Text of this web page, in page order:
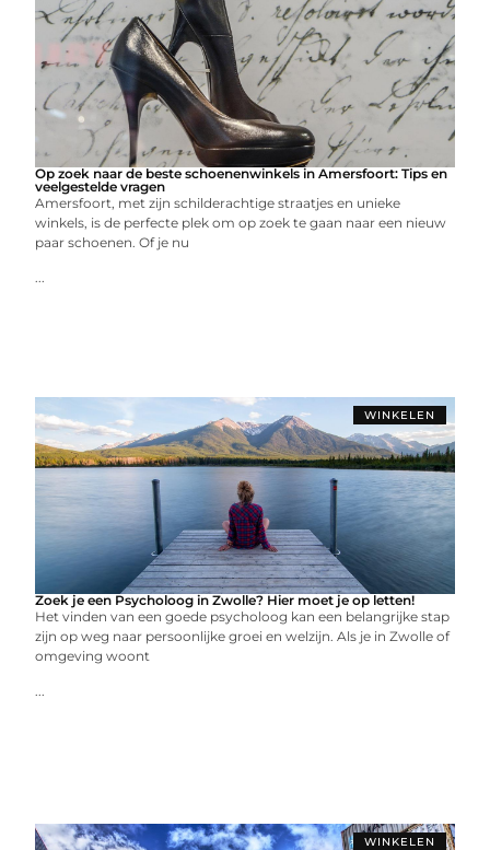
Op zoek naar de beste schoenenwinkels in Amersfoort: Tips en
veelgestelde vragen
Amersfoort, met zijn schilderachtige straatjes en unieke
winkels, is de perfecte plek om op zoek te gaan naar een nieuw
paar schoenen. Of je nu
...
WINKELEN
Zoek je een Psycholoog in Zwolle? Hier moet je op letten!
Het vinden van een goede psycholoog kan een belangrijke stap
zijn op weg naar persoonlijke groei en welzijn. Als je in Zwolle of
omgeving woont
...
WINKELEN